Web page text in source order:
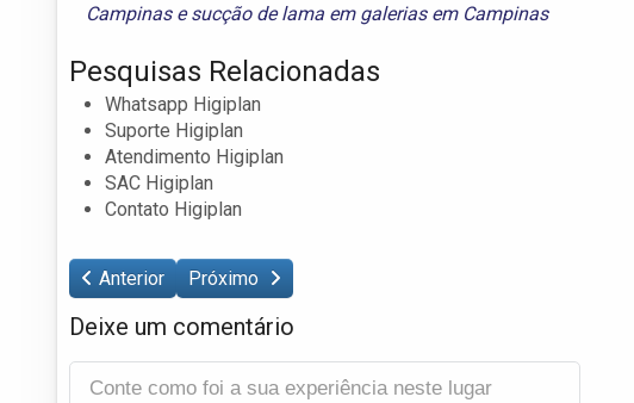
Campinasesucção de lama em galerias em Campinas
Pesquisas Relacionadas
Whatsapp Higiplan
Suporte Higiplan
Atendimento Higiplan
SAC Higiplan
Contato Higiplan
Anterior Próximo
Deixe um comentário